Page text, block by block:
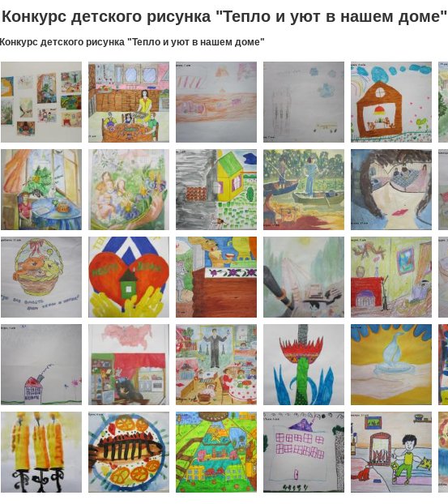
Конкурс детского рисунка "Тепло и уют в нашем доме"
Конкурс детского рисунка "Тепло и уют в нашем доме"